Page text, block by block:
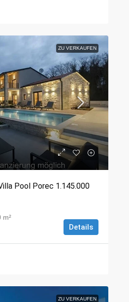
ZU VERKAUFEN
Pool Porec 1.145.000
m²
Details
ZU VERKAUFEN